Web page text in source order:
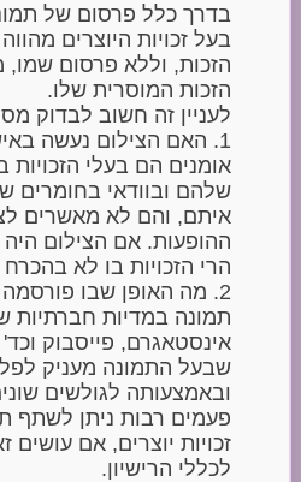
בדרך כלל פרסום של
בעל זכויות היוצרים
הזכות, וללא פרסום
הזכות המוסרית שלו.
לעניין זה חשוב לבדוק
1. האם הצילום נעשה
אומנים הם בעלי הזכויות
שלהם ובוודאי בחומרים
איתם, והם לא מאשרים
ההופעות. אם הצילום
הרי הזכויות בו לא
2. מה האופן שבו
תמונה במדיות חברתיות
אינסטאגרם, פייסבוק וכד'
שבעל התמונה מעניק
ובאמצעותה לגולשים
פעמים רבות ניתן לשתף
זכויות יוצרים, אם
לכללי הרישיון.